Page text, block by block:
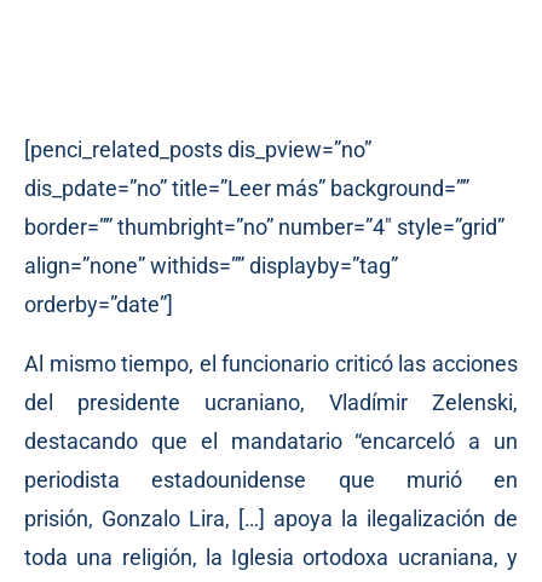
[penci_related_posts dis_pview=”no”
dis_pdate=”no” title=”Leer más” background=””
border=”” thumbright=”no” number=”4″ style=”grid”
align=”none” withids=”” displayby=”tag”
orderby=”date”]
Al mismo tiempo, el funcionario criticó las acciones
del presidente ucraniano, Vladímir Zelenski,
destacando que el mandatario “encarceló a un
periodista estadounidense que murió en
prisión, Gonzalo Lira, […] apoya la ilegalización de
toda una religión, la Iglesia ortodoxa ucraniana, y